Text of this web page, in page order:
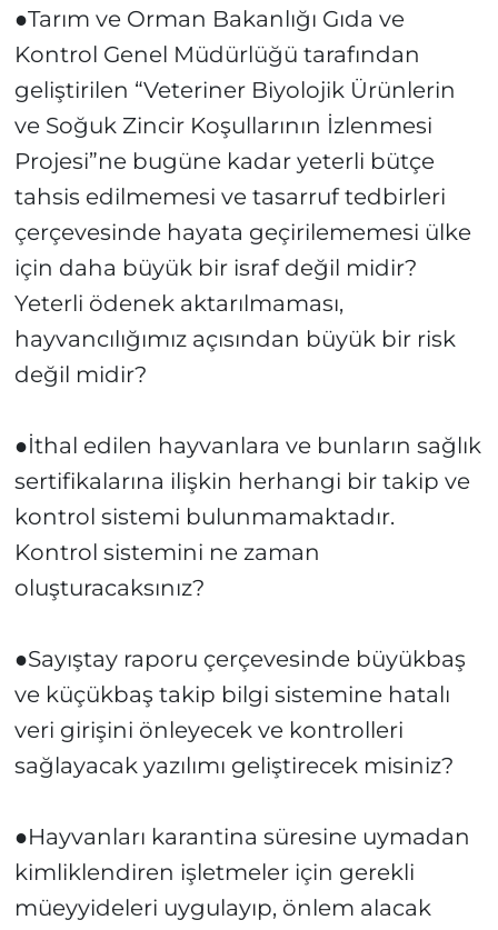
●Tarım ve Orman Bakanlığı Gıda ve
Kontrol Genel Müdürlüğü tarafından
geliştirilen “Veteriner Biyolojik Ürünlerin
ve Soğuk Zincir Koşullarının İzlenmesi
Projesi”ne bugüne kadar yeterli bütçe
tahsis edilmemesi ve tasarruf tedbirleri
çerçevesinde hayata geçirilememesi ülke
için daha büyük bir israf değil midir?
Yeterli ödenek aktarılmaması,
hayvancılığımız açısından büyük bir risk
değil midir?
●İthal edilen hayvanlara ve bunların sağlık
sertifikalarına ilişkin herhangi bir takip ve
kontrol sistemi bulunmamaktadır.
Kontrol sistemini ne zaman
oluşturacaksınız?
●Sayıştay raporu çerçevesinde büyükbaş
ve küçükbaş takip bilgi sistemine hatalı
veri girişini önleyecek ve kontrolleri
sağlayacak yazılımı geliştirecek misiniz?
●Hayvanları karantina süresine uymadan
kimliklendiren işletmeler için gerekli
müeyyideleri uygulayıp, önlem alacak